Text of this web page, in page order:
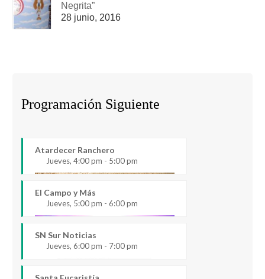
Negrita”
28 junio, 2016
Programación Siguiente
Atardecer Ranchero
Jueves, 4:00 pm - 5:00 pm
El Campo y Más
Jueves, 5:00 pm - 6:00 pm
SN Sur Noticias
Jueves, 6:00 pm - 7:00 pm